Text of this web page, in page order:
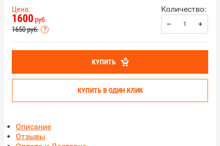
Цена:
1600 руб.
1650руб.
Количество:
КУПИТЬ
КУПИТЬ В ОДИН КЛИК
Описание
Отзывы